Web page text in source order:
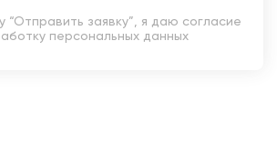
“Отправить заявку”, я даю согласие
персональных данных